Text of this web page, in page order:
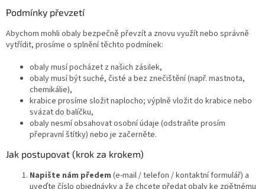
Podmínky převzetí
Abychom mohli obaly bezpečně převzít a znovu využít nebo správně
vytřídit, prosíme o splnění těchto podmínek:
obaly musí pocházet z našich zásilek,
obaly musí být suché, čisté a bez znečištění (např. mastnota,
chemikálie),
krabice prosíme složit naplocho; výplně vložit do krabice nebo
svázat do balíčku,
obaly nesmí obsahovat osobní údaje (odstraňte prosím
přepravní štítky) nebo je začerněte.
Jak postupovat (krok za krokem)
Napište nám předem (e-mail / telefon / kontaktní formulář) a